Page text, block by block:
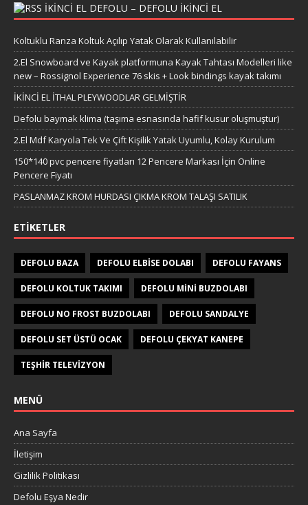
IKINCI EL DEFOLU – DEFOLU IKINCI EL
Koltuklu Ranza Koltuk Açılıp Yatak Olarak Kullanılabilir
2.El Snowboard ve Kayak platformuna Kayak Tahtası Modelleri like
new – Rossignol Experience 76 skis + Look bindings kayak takımı
İKİNCİ EL İTHAL PLEYWOODLAR GELMİŞTİR
Defolu baymak klima (taşıma esnasında hafif kusur oluşmuştur)
2.El Mdf Karyola Tek Ve Çift Kişilik Yatak Uyumlu, Kolay Kurulum
150*140 pvc pencere fiyatları 12 Pencere Markası İçin Online
Pencere Fiyatı
PASLANMAZ KROM HURDASI ÇIKMA KROM TALAŞI SATILIK
ETIKETLER
DEFOLU BAZA DEFOLU ELBISE DOLABI DEFOLU FAYANS
DEFOLU KOLTUK TAKIMI DEFOLU MINI BUZDOLABI
DEFOLU NO FROST BUZDOLABI DEFOLU SANDALYE
DEFOLU SET ÜSTÜ OCAK DEFOLU ÇEKYAT KANEPE
TEŞHIR TELEVIZYON
MENÜ
Ana Sayfa
İletişim
Gizlilik Politikası
Defolu Eşya Nedir